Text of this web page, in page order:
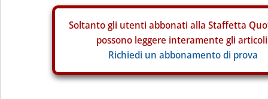
Soltanto gli utenti abbonati alla Staffetta
possono leggere interamente gli
Richiedi un abbonamento di prova